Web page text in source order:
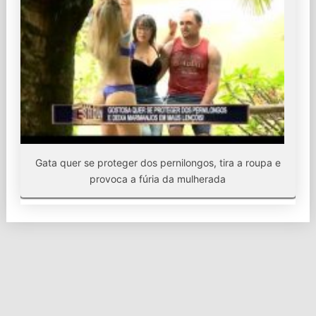
Gata quer se proteger dos pernilongos, tira a roupa e
provoca a fúria da mulherada